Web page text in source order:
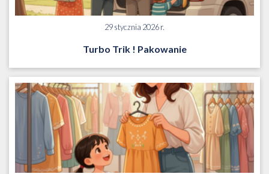
29 stycznia 2026 r.
Turbo Trik ! Pakowanie